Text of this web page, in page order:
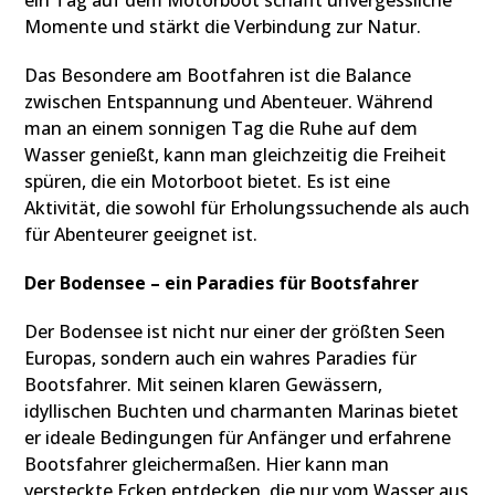
Momente und stärkt die Verbindung zur Natur.
Das Besondere am Bootfahren ist die Balance
zwischen Entspannung und Abenteuer. Während
man an einem sonnigen Tag die Ruhe auf dem
Wasser genießt, kann man gleichzeitig die Freiheit
spüren, die ein Motorboot bietet. Es ist eine
Aktivität, die sowohl für Erholungssuchende als auch
für Abenteurer geeignet ist.
Der Bodensee – ein Paradies für Bootsfahrer
Der Bodensee ist nicht nur einer der größten Seen
Europas, sondern auch ein wahres Paradies für
Bootsfahrer. Mit seinen klaren Gewässern,
idyllischen Buchten und charmanten Marinas bietet
er ideale Bedingungen für Anfänger und erfahrene
Bootsfahrer gleichermaßen. Hier kann man